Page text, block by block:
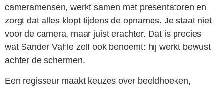
cameramensen, werkt samen met presentatoren en
zorgt dat alles klopt tijdens de opnames. Je staat niet
voor de camera, maar juist erachter. Dat is precies
wat Sander Vahle zelf ook benoemt: hij werkt bewust
achter de schermen.
Een regisseur maakt keuzes over beeldhoeken,